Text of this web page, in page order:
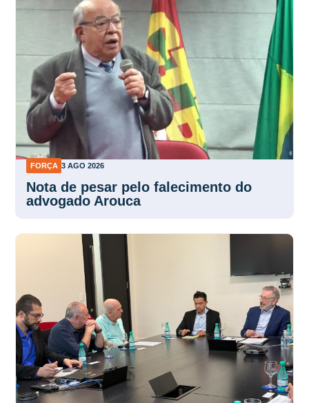
3 AGO 2026
Nota de pesar pelo falecimento do
advogado Arouca
FORÇA 31 JUL 2026